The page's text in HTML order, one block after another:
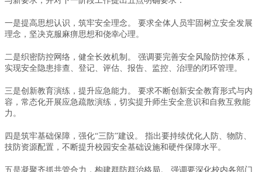
一是提高思想认识，筑牢安全理念。 要求全体人员牢固树立安全发展
理念，坚决克服麻痹思想和侥幸心理。
二是织密防控网络，健全长效机制。 强调要完善安全风险防控体系，
实现安全隐患排查、登记、评估、报告、监控、治理的闭环管理。
三是创新教育演练，提升应急能力。 要求不断创新安全教育形式与内
容，常态化开展应急疏散演练，切实提升师生安全意识和自救互救能
力。
四是筑牢基础保障，强化“三防”建设。 指出要持续优化人防、物防、
技防资源配置，不断提升校园安全基础设施和硬件保障水平。
五是凝聚齐抓共管合力，构建群防群治格局。 强调要深化校内各部门